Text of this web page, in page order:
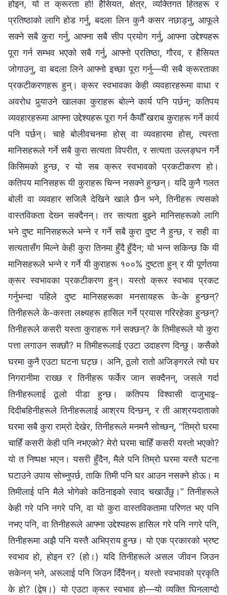
होइन, यो त क्रूरता हो! हैसियत, क्षेत्र, व्यक्तिगत हितहरू र
प्रतिष्ठाको लागि होड गर्नु, बदला लिन कुनै कसर नछाड्नु, आफूले
सक्‍ने सबै कुरा गर्नु, आफ्‍ना सबै सीप प्रयोग गर्नु, आफ्‍ना उद्देश्यहरू
पूरा गर्न सम्‍भव भएको सबै गर्नु, आफ्‍नो प्रतिष्ठा, गौरव, र हैसियत
जोगाउनु, वा बदला लिने आफ्‍नो इच्‍छा पूरा गर्नु—यी सबै क्रूरताका
प्रकटीकरणहरू हुन्। क्रूर स्वभावका केही व्यवहारहरूमा वाधा र
अवरोध पुर्‍याउने खालका कुराहरू बोल्‍ने कार्य पनि पर्छन्; कतिपय
व्यवहारहरूमा आफ्‍ना उद्देश्यहरू पूरा गर्न कैयौँ खराब कुराहरू गर्ने कार्य
पनि पर्छन्। चाहे बोलीवचनमा होस् वा व्यवहारमा होस्, त्यस्ता
मानिसहरूले गर्ने सबै कुरा सत्यता विपरीत, र सत्यता उल्‍लङ्घन गर्ने
किसिमको हुन्छ, र यो सब क्रूर स्वभावको प्रकटीकरण हो।
कतिपय मानिसहरू यी कुराहरू चिन्‍न नसक्‍ने हुन्छन्। यदि कुनै गलत
बोली वा व्यवहार सजिलै देखिने खाले छैन भने, तिनीहरू त्यसको
वास्तविकता देख्‍न सक्दैनन्। तर सत्यता बुझ्‍ने मानिसहरूको लागि
भने दुष्ट मानिसहरूले भन्‍ने र गर्ने सबै कुरा दुष्ट नै हुन्छ, र सही वा
सत्यतासँग मिल्‍ने केही कुरा तिनमा हुँदै हुँदैन; यो भन्‍न सकिन्छ कि यी
मानिसहरूले भन्‍ने र गर्ने यी कुराहरू १००% दुष्टता हुन् र यी पूर्णतया
क्रूर स्वभावका प्रकटीकरण हुन्। यस्तो क्रूर स्वभाव प्रकट
गर्नुभन्दा पहिले दुष्ट मानिसहरूका मनसायहरू के-के हुन्छन्?
तिनीहरूले के-कस्ता लक्ष्यहरू हासिल गर्ने प्रयास गरिरहेका हुन्छन्?
तिनीहरूले कसरी यस्ता कुराहरू गर्न सक्छन्? के तिमीहरूले यो कुरा
पत्ता लगाउन सक्छौ? म तिमीहरूलाई एउटा उदाहरण दिन्छु। कसैको
घरमा कुनै एउटा घटना घट्छ। अनि, ठूलो रातो अजिङ्गरले त्यो घर
निगरानीमा राख्छ र तिनीहरू फर्केर जान सक्दैनन्, जसले गर्दा
तिनीहरूलाई ठूलो पीडा हुन्छ। कतिपय विश्‍वासी दाजुभाइ-
दिदीबहिनीहरूले तिनीहरूलाई आश्रय दिन्छन्, र ती आश्रयदाताको
घरमा सबै कुरा राम्रो देखेर, तिनीहरूले मनमनै सोच्छन्, “तिम्रो घरमा
चाहिँ कसरी केही पनि नभएको? मेरो घरमा चाहिँ कसरी यस्तो भएको?
यो त निष्पक्ष भएन। यसरी हुँदैन, मैले पनि तिम्रो घरमा यस्तै घटना
घटाउने उपाय सोच्‍नुपर्छ, ताकि तिमी पनि घर आउन नसक्‍ने होऊ। म
तिमीलाई पनि मैले भोगेको कठिनाइको स्वाद चखाउँछु।” तिनीहरूले
केही गरे पनि नगरे पनि, वा यो कुरा वास्तविकतामा परिणत भए पनि
नभए पनि, वा तिनीहरूले आफ्‍ना उद्देश्यहरू हासिल गरे पनि नगरे पनि,
तिनीहरूमा अझै पनि यस्तै अभिप्राय हुन्छ। यो एक प्रकारको भ्रष्ट
स्वभाव हो, होइन र? (हो।) यदि तिनीहरूले असल जीवन जिउन
सकेनन् भने, अरूलाई पनि जिउन दिँदैनन्। यस्तो स्वभावको प्रकृति
के हो? (द्वेष।) यो एउटा क्रूर स्वभाव हो—यो व्यक्ति घिनलाग्दो